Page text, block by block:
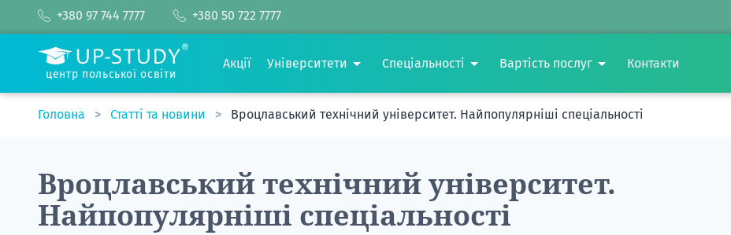
+380 97 744 7777 +380 50 722 7777
центр польської освіти
Акції Університети Спеціальності Вартість послуг Контакти
Головна Статті та новини Вроцлавський технічний університет. Найпопулярніші спеціальності
Вроцлавський технічний університет.
Найпопулярніші спеціальності